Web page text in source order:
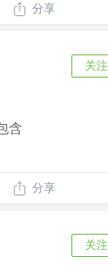
分享
关注
含
分享
关注